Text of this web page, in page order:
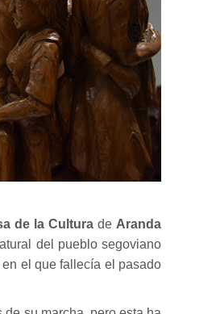
de la Cultura de Aranda
del pueblo segoviano
el que fallecía el pasado